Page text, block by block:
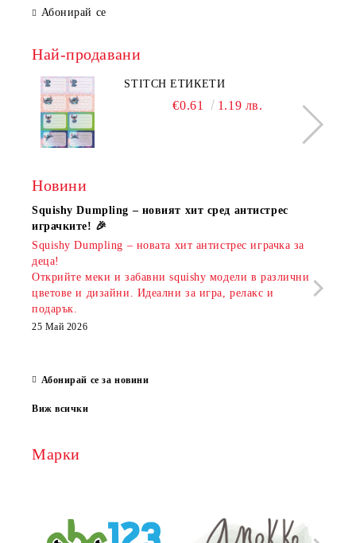
Абонирай се
Най-продавани
STITCH ЕТИКЕТИ
€0.61 1.19 лв.
Новини
Squishy Dumpling – новият хит сред антистрес
играчките! 🎉
Squishy Dumpling – новата хит антистрес играчка за
деца!
Открийте меки и забавни squishy модели в различни
цветове и дизайни. Идеални за игра, релакс и
подарък.
25 Май 2026
Абонирай се за новини
Виж всички
Марки